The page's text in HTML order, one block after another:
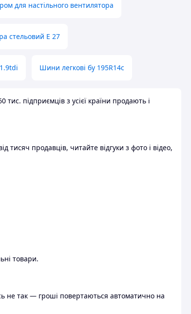
для настільного вентилятора
стельовий E 27
Шини легкові бу 195R14c
підприємців з усієї країни продають і
тисяч продавців, читайте відгуки з фото і відео,
товари.
не так — гроші повертаються автоматично на